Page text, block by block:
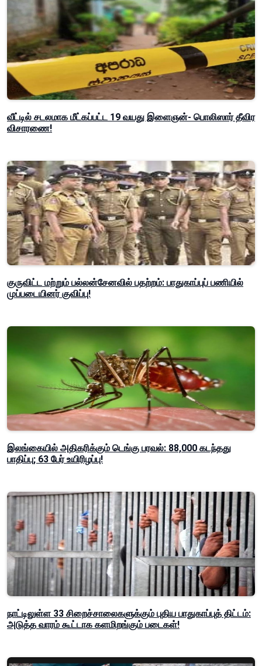
வீட்டில் சடலமாக மீட்கப்பட்ட 19 வயது இளைஞன்- பொலிஸார் தீவிர
விசாரணை!
குருவிட்ட மற்றும் பல்லன்சேனவில் பதற்றம்: பாதுகாப்புப் பணியில்
முப்படையினர் குவிப்பு!
இலங்கையில் அதிகரிக்கும் டெங்கு பரவல்: 88,000 கடந்தது
பாதிப்பு; 63 பேர் உயிரிழப்பு!
நாட்டிலுள்ள 33 சிறைச்சாலைகளுக்கும் புதிய பாதுகாப்புத் திட்டம்:
அடுத்த வாரம் கூட்டாக களமிறங்கும் படைகள்!